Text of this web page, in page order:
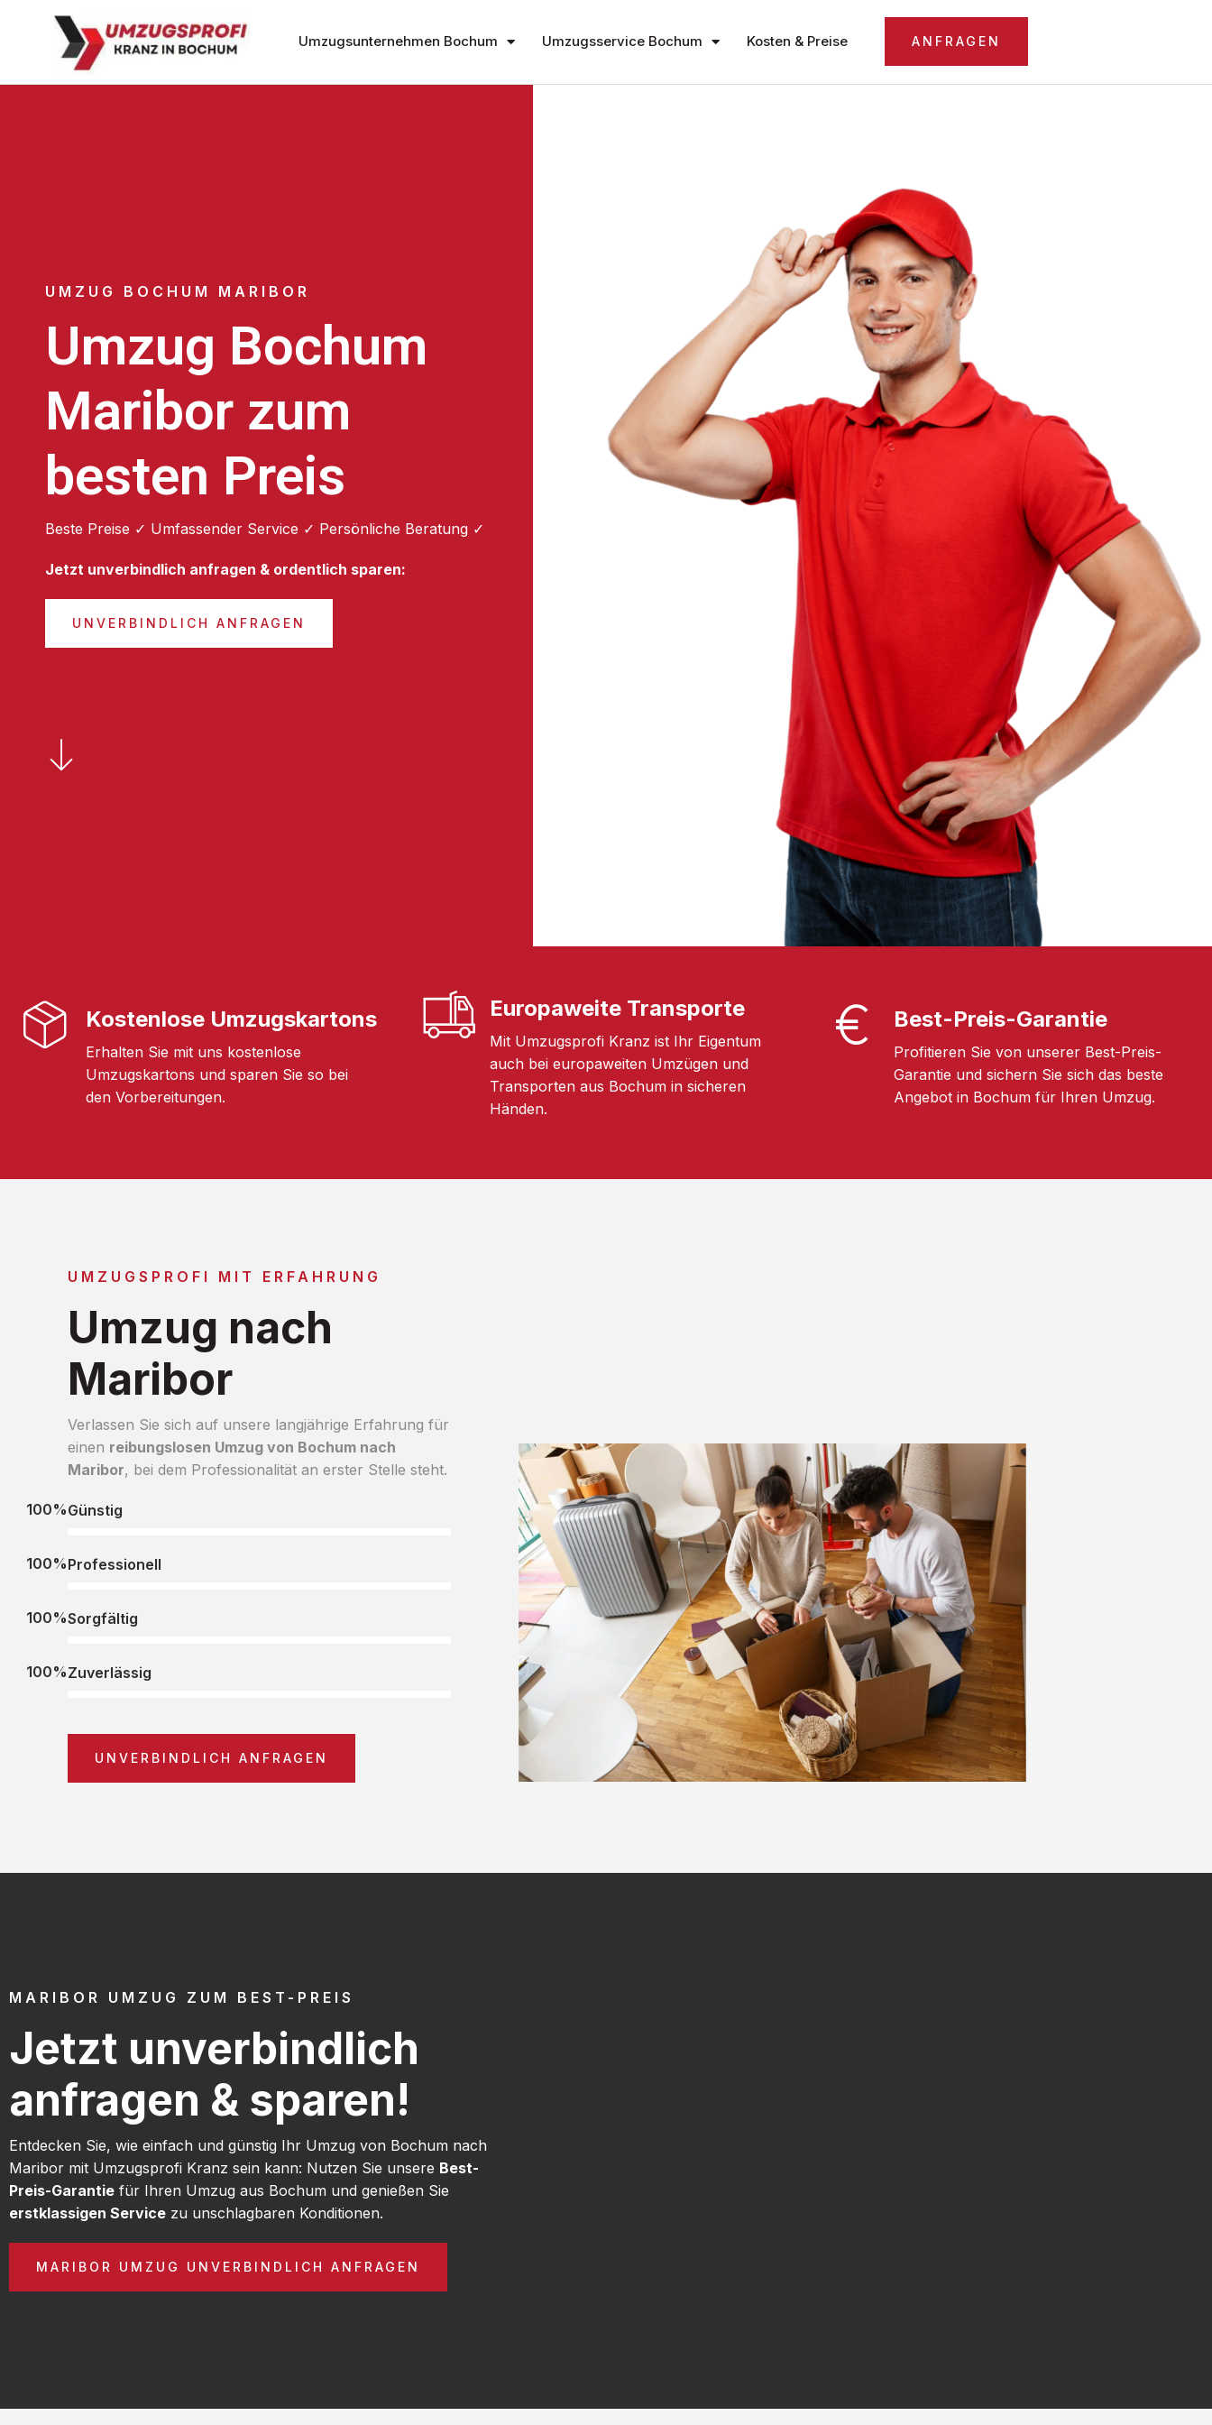
Umzugsunternehmen Bochum Umzugsservice Bochum Kosten & Preise ANFRAGEN
UMZUG BOCHUM MARIBOR
Umzug Bochum
Maribor zum
besten Preis
Beste Preise ✓ Umfassender Service ✓ Persönliche Beratung ✓
Jetzt unverbindlich anfragen & ordentlich sparen:
UNVERBINDLICH ANFRAGEN
Kostenlose Umzugskartons
Erhalten Sie mit uns kostenlose
Umzugskartons und sparen Sie so bei
den Vorbereitungen.
Europaweite Transporte
Mit Umzugsprofi Kranz ist Ihr Eigentum
auch bei europaweiten Umzügen und
Transporten aus Bochum in sicheren
Händen.
Best-Preis-Garantie
Profitieren Sie von unserer Best-Preis-
Garantie und sichern Sie sich das beste
Angebot in Bochum für Ihren Umzug.
UMZUGSPROFI MIT ERFAHRUNG
Umzug nach
Maribor
Verlassen Sie sich auf unsere langjährige Erfahrung für
einen reibungslosen Umzug von Bochum nach
Maribor, bei dem Professionalität an erster Stelle steht.
Günstig
100%
Professionell
100%
Sorgfältig
100%
Zuverlässig
100%
UNVERBINDLICH ANFRAGEN
MARIBOR UMZUG ZUM BEST-PREIS
Jetzt unverbindlich
anfragen & sparen!
Entdecken Sie, wie einfach und günstig Ihr Umzug von Bochum nach
Maribor mit Umzugsprofi Kranz sein kann: Nutzen Sie unsere Best-
Preis-Garantie für Ihren Umzug aus Bochum und genießen Sie
erstklassigen Service zu unschlagbaren Konditionen.
MARIBOR UMZUG UNVERBINDLICH ANFRAGEN